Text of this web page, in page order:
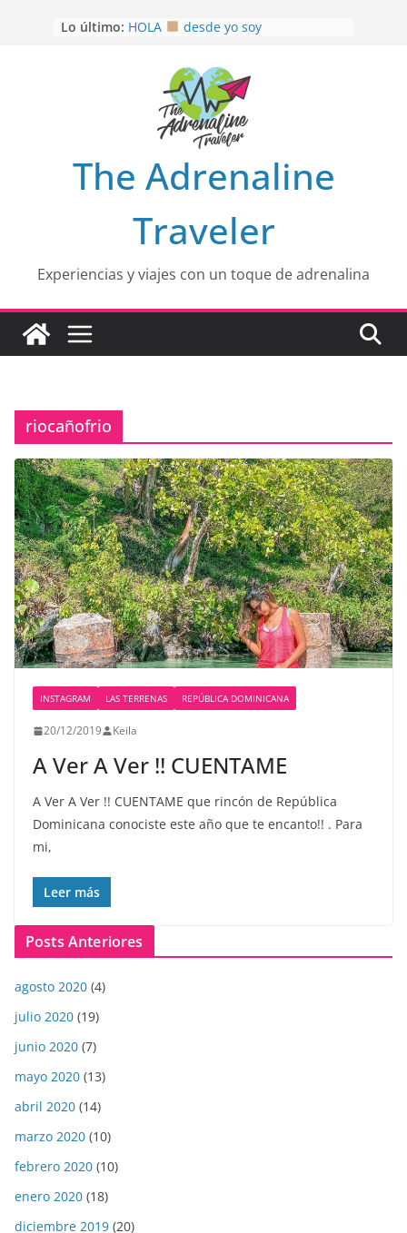
Lo último: HOLA
desde yo soy
EL SENDERO DEL CACAO: Excelente
opción
HOSPEDAJE AL NATURALSHH !!
OTRA PERSPECTIVA de RÍO EL
MULITO!
The Adrenaline
Traveler
Experiencias y viajes con un toque de adrenalina
riocañofrio
INSTAGRAM LAS TERRENAS REPÚBLICA DOMINICANA
20/12/2019 Keila
A Ver A Ver !! CUENTAME
A Ver A Ver !! CUENTAME que rincón de República
Dominicana conociste este año que te encanto!! . Para
mi,
Leer más
Posts Anteriores
agosto 2020 (4)
julio 2020 (19)
junio 2020 (7)
mayo 2020 (13)
abril 2020 (14)
marzo 2020 (10)
febrero 2020 (10)
enero 2020 (18)
diciembre 2019 (20)